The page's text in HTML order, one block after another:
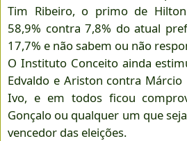
Tim Ribeiro, o primo de
58,9% contra 7,8% do atual
17,7% e não sabem ou não
O Instituto Conceito ainda
Edvaldo e Ariston contra Márcio
Ivo, e em todos ficou
Gonçalo ou qualquer um que
vencedor das eleições.